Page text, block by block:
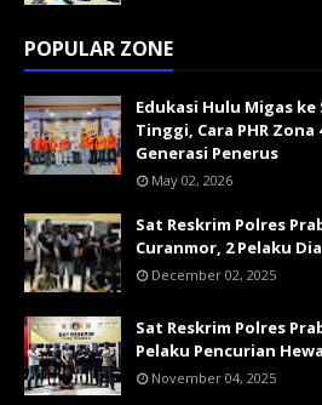
POPULAR ZONE
Edukasi Hulu Migas
Tinggi, Cara PHR
Generasi Penerus
May 02, 2026
Sat Reskrim Polres
Curanmor, 2 Pelaku
December 02, 2025
Sat Reskrim Polres
Pelaku Pencurian
November 04, 2025